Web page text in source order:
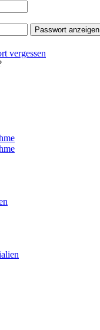
Passwort anzeigen
vergessen